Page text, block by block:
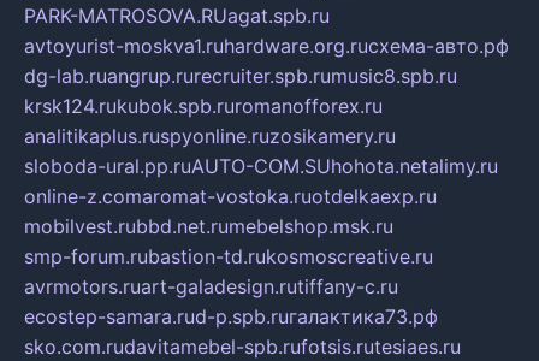
PARK-MATROSOVA.RUagat.spb.ru
avtoyurist-moskva1.ruhardware.org.ruсхема-авто.рф
dg-lab.ruangrup.rurecruiter.spb.rumusic8.spb.ru
krsk124.rukubok.spb.ruromanofforex.ru
analitikaplus.ruspyonline.ruzosikamery.ru
sloboda-ural.pp.ruAUTO-COM.SUhohota.netalimy.ru
online-z.comaromat-vostoka.ruotdelkaexp.ru
mobilvest.rubbd.net.rumebelshop.msk.ru
smp-forum.rubastion-td.rukosmoscreative.ru
avrmotors.ruart-galadesign.rutiffany-c.ru
ecostep-samara.rud-p.spb.ruгалактика73.рф
sko.com.rudavitamebel-spb.rufotsis.rutesiaes.ru